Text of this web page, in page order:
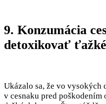
9. Konzumácia
detoxikovať
Ukázalo sa, že vo
v cesnaku pred